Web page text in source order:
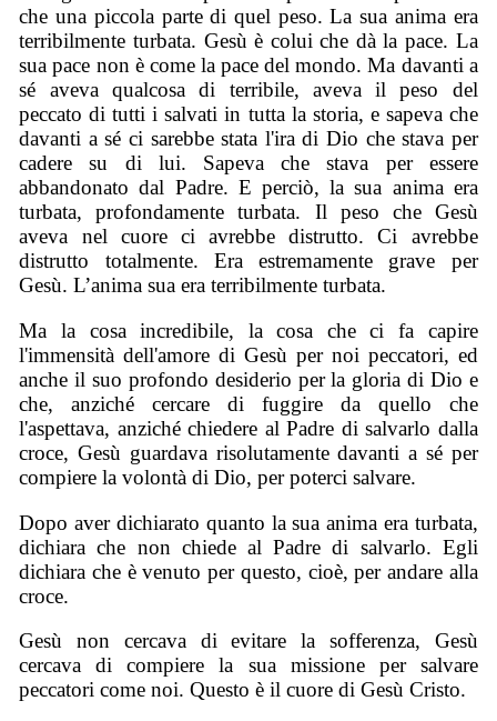
che una piccola parte di quel peso. La sua anima era
terribilmente turbata. Gesù è colui che dà la pace. La
sua pace non è come la pace del mondo. Ma davanti a
sé aveva qualcosa di terribile, aveva il peso del
peccato di tutti i salvati in tutta la storia, e sapeva che
davanti a sé ci sarebbe stata l'ira di Dio che stava per
cadere su di lui. Sapeva che stava per essere
abbandonato dal Padre. E perciò, la sua anima era
turbata, profondamente turbata. Il peso che Gesù
aveva nel cuore ci avrebbe distrutto. Ci avrebbe
distrutto totalmente. Era estremamente grave per
Gesù. L’anima sua era terribilmente turbata.
Ma la cosa incredibile, la cosa che ci fa capire
l'immensità dell'amore di Gesù per noi peccatori, ed
anche il suo profondo desiderio per la gloria di Dio e
che, anziché cercare di fuggire da quello che
l'aspettava, anziché chiedere al Padre di salvarlo dalla
croce, Gesù guardava risolutamente davanti a sé per
compiere la volontà di Dio, per poterci salvare.
Dopo aver dichiarato quanto la sua anima era turbata,
dichiara che non chiede al Padre di salvarlo. Egli
dichiara che è venuto per questo, cioè, per andare alla
croce.
Gesù non cercava di evitare la sofferenza, Gesù
cercava di compiere la sua missione per salvare
peccatori come noi. Questo è il cuore di Gesù Cristo.